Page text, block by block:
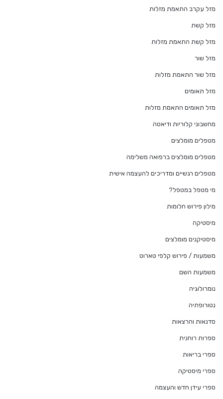
מזל עקרב התאמת מזלות
מזל קשת
מזל קשת התאמת מזלות
מזל שור
מזל שור התאמת מזלות
מזל תאומים
מזל תאומים התאמת מזלות
מחשבוני קלוריות ודיאטה
מטפלים מומלצים
מטפלים מומלצים ברפואה משלימה
מטפלים רגשיים ומדריכים להעצמה אישית
מי מטפל במטפל?
מילון פירוש חלומות
מיסטיקה
מיסטיקנים מומלצים
משמעות / פירוש קלפי טארוט
משמעות השם
נומרולוגיה
נטורופתיה
סדנאות והרצאות
ספרות רוחנית
ספרי בריאות
ספרי מיסטיקה
ספרי עידן חדש והעצמה